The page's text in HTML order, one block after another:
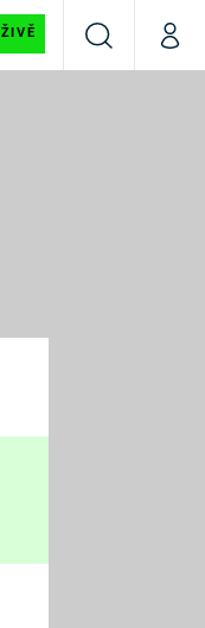
ŽIVĚ
VyhledáváníMůj